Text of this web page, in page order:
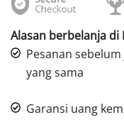
Alasan berbelanja
Pesanan
yang sama
Garansi uang